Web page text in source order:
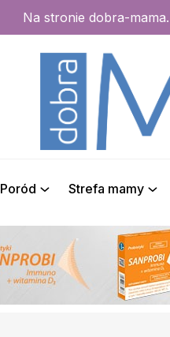
Na stronie dobra-
Poród Strefa mamy